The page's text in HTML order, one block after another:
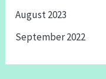
August 2023
September 2022